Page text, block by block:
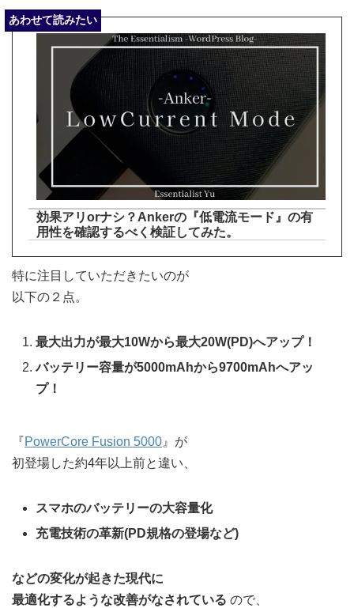
あわせて読みたい
効果アリorナシ？Ankerの『低電流モード』の有
用性を確認するべく検証してみた。
特に注目していただきたいのが
以下の２点。
最大出力が最大10Wから最大20W(PD)へアップ！
バッテリー容量が5000mAhから9700mAhへアッ
プ！
『PowerCore Fusion 5000』が
初登場した約4年以上前と違い、
スマホのバッテリーの大容量化
充電技術の革新(PD規格の登場など)
などの変化が起きた現代に
最適化するような改善がなされている ので、